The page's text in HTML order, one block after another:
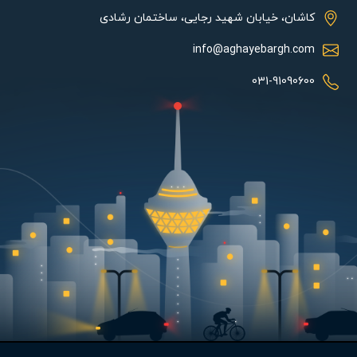
مقاوم در برابر نفوذ رطوبت و گرد و غبار
زمان راه‌اندازی بسیار کوتاه
دمای کاری گسترده از 10- تا 40 درجه سانتی‌گراد
تولید گرمای بسیار کم و عدم نیاز به تجهیزات خنک‌کننده
کاشان، خیابان شهید رجایی، ساختمان رشادی
info@aghayebargh.com
031-91090600